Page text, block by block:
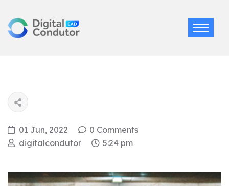
01 Jun, 2022
0 Comments
digitalcondutor
5:24 pm